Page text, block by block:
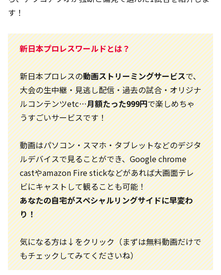
す！
新日本プロレスワールドとは？
新日本プロレスの動画ストリーミングサービスで、
大会の生中継・見逃し配信・過去の試合・オリジナ
ルコンテンツetc…月額たった999円で楽しめちゃ
うすごいサービスです！
動画はパソコン・スマホ・タブレットなどのデジタ
ルデバイスで見ることができ、Google chrome
castやamazon Fire stickなどがあれば大画面テレ
ビにキャストして観ることも可能！
あなたの自宅がスペシャルリングサイドに早変わ
り！
気になる方は↓をクリック（まずは無料動画だけで
もチェックしてみてくださいね）